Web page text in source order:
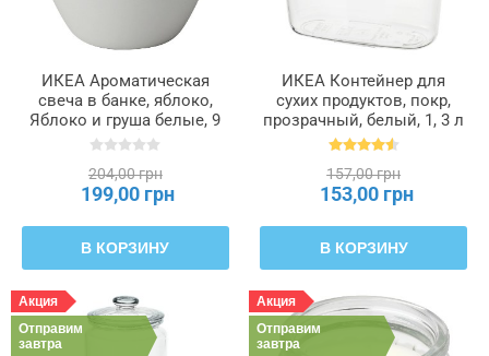
ИКЕА Ароматическая
свеча в банке, яблоко,
Яблоко и груша белые, 9
см ANSPRÅKSLÖS
904.882.04
204,00 грн
199,00 грн
В КОРЗИНУ
ИКЕА Контейнер для
сухих продуктов, покр,
прозрачный, белый, 1, 3 л
IKEA 365+, 800.667.23
157,00 грн
153,00 грн
В КОРЗИНУ
Акция
Отправим
завтра
Акция
Отправим
завтра